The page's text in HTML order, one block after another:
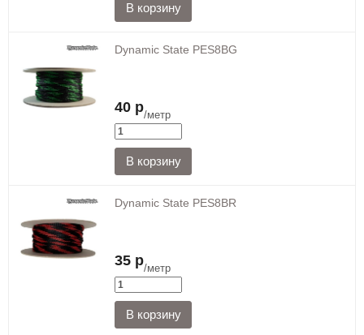
Dynamic State PES8BG
40 р/метр
Dynamic State PES8BR
35 р/метр